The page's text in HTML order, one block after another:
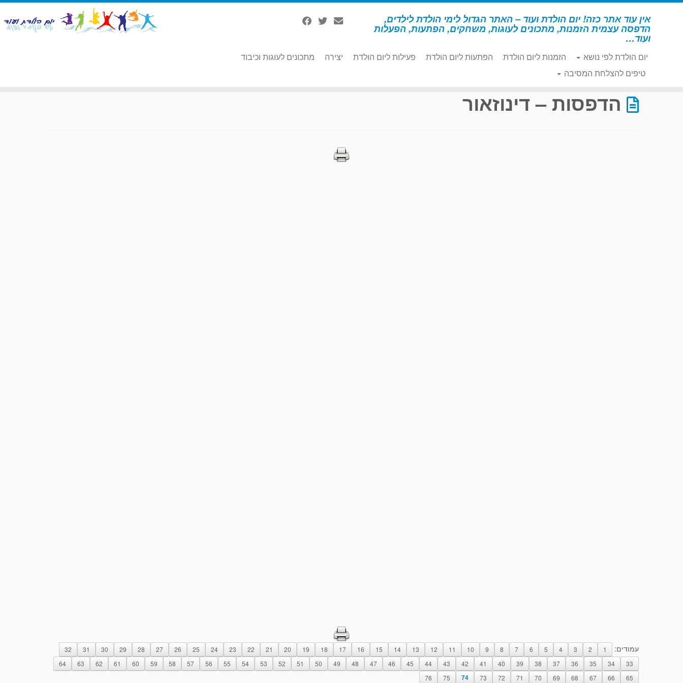
דלג
אין עוד אתר כזה! יום הולדת ועוד – האתר הגדול לימי הולדת לילדים,
הדפסה עצמית הזמנות, מתכונים לעוגות, משחקים, הפתעות, הפעלות
ועוד…
יום הולדת לפי נושא הזמנות ליום הולדת הפתעות ליום הולדת פעילות ליום הולדת יצירה
מתכונים לעוגות וכיבוד
טיפים להצלחת המסיבה
דף הבית » הדפסות – דינוזאור
הדפסות – דינוזאור
עמודים: 1
2
3
4
5
6
7
8
9
10
11
12
13
14
15
16
17
18
19
20
21
22
23
24
25
26
27
28
29
30
31
32
33
34
35
36
37
38
39
40
41
42
43
44
45
46
47
48
49
50
51
52
53
54
55
56
57
58
59
60
61
62
63
64
65
66
67
68
69
70
71
72
73
74
75
76